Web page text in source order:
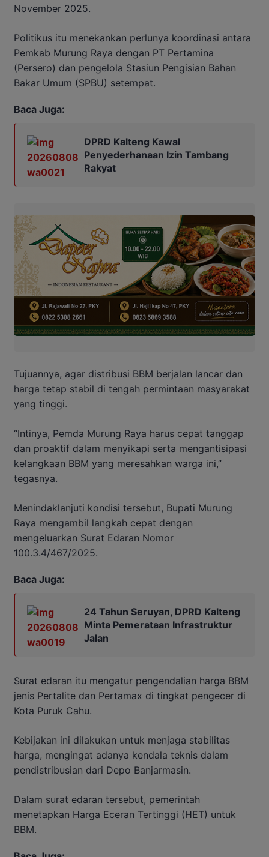
November 2025.
Politikus itu menekankan perlunya koordinasi antara
Pemkab Murung Raya dengan PT Pertamina
(Persero) dan pengelola Stasiun Pengisian Bahan
Bakar Umum (SPBU) setempat.
Baca Juga:
DPRD Kalteng Kawal
Penyederhanaan Izin Tambang
Rakyat
Tujuannya, agar distribusi BBM berjalan lancar dan
harga tetap stabil di tengah permintaan masyarakat
yang tinggi.
“Intinya, Pemda Murung Raya harus cepat tanggap
dan proaktif dalam menyikapi serta mengantisipasi
kelangkaan BBM yang meresahkan warga ini,”
tegasnya.
Menindaklanjuti kondisi tersebut, Bupati Murung
Raya mengambil langkah cepat dengan
mengeluarkan Surat Edaran Nomor
100.3.4/467/2025.
Baca Juga:
24 Tahun Seruyan, DPRD Kalteng
Minta Pemerataan Infrastruktur
Jalan
Surat edaran itu mengatur pengendalian harga BBM
jenis Pertalite dan Pertamax di tingkat pengecer di
Kota Puruk Cahu.
Kebijakan ini dilakukan untuk menjaga stabilitas
harga, mengingat adanya kendala teknis dalam
pendistribusian dari Depo Banjarmasin.
Dalam surat edaran tersebut, pemerintah
menetapkan Harga Eceran Tertinggi (HET) untuk
BBM.